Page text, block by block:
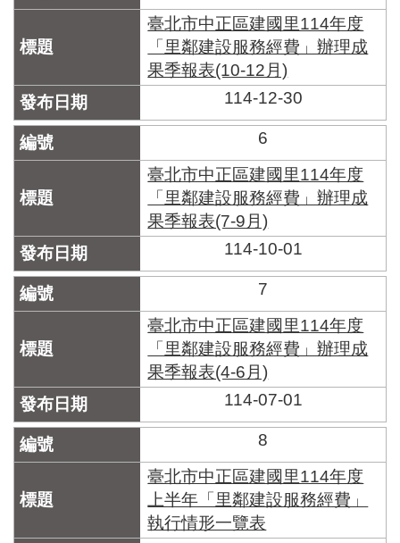
臺北市中正區建國里114年度
「里鄰建設服務經費」辦理成
果季報表(10-12月)
114-12-30
6
臺北市中正區建國里114年度
「里鄰建設服務經費」辦理成
果季報表(7-9月)
114-10-01
7
臺北市中正區建國里114年度
「里鄰建設服務經費」辦理成
果季報表(4-6月)
114-07-01
8
臺北市中正區建國里114年度
上半年「里鄰建設服務經費」
執行情形一覽表